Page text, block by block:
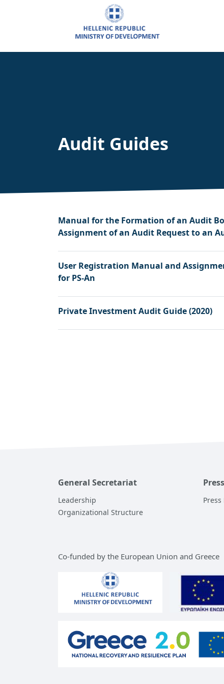
Audit Guides
Manual for the Formation of an Audit
Assignment of an Audit Request to an
User Registration Manual and
for PS-An
Private Investment Audit Guide (2020)
General Secretariat
Leadership
Organizational Structure
Press
Co-funded by the European Union and Greece